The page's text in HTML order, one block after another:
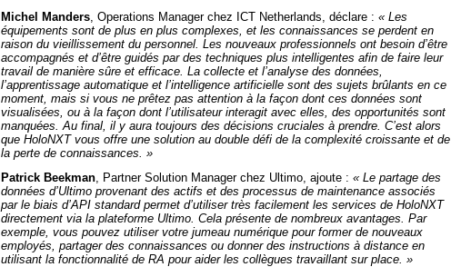
Michel Manders, Operations Manager chez ICT Netherlands, déclare : « Les
équipements sont de plus en plus complexes, et les connaissances se perdent en
raison du vieillissement du personnel. Les nouveaux professionnels ont besoin d’être
accompagnés et d’être guidés par des techniques plus intelligentes afin de faire leur
travail de manière sûre et efficace. La collecte et l’analyse des données,
l’apprentissage automatique et l’intelligence artificielle sont des sujets brûlants en ce
moment, mais si vous ne prêtez pas attention à la façon dont ces données sont
visualisées, ou à la façon dont l’utilisateur interagit avec elles, des opportunités sont
manquées. Au final, il y aura toujours des décisions cruciales à prendre. C’est alors
que HoloNXT vous offre une solution au double défi de la complexité croissante et de
la perte de connaissances. »
Patrick Beekman, Partner Solution Manager chez Ultimo, ajoute : « Le partage des
données d’Ultimo provenant des actifs et des processus de maintenance associés
par le biais d’API standard permet d’utiliser très facilement les services de HoloNXT
directement via la plateforme Ultimo. Cela présente de nombreux avantages. Par
exemple, vous pouvez utiliser votre jumeau numérique pour former de nouveaux
employés, partager des connaissances ou donner des instructions à distance en
utilisant la fonctionnalité de RA pour aider les collègues travaillant sur place. »